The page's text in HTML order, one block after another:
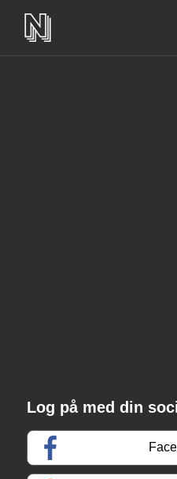
Log på med din